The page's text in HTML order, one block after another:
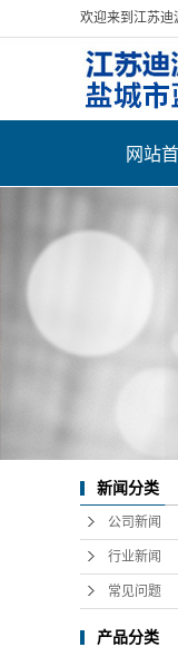
欢迎来到江苏迪
网站
新闻分类
公司新闻
行业新闻
常见问题
产品分类